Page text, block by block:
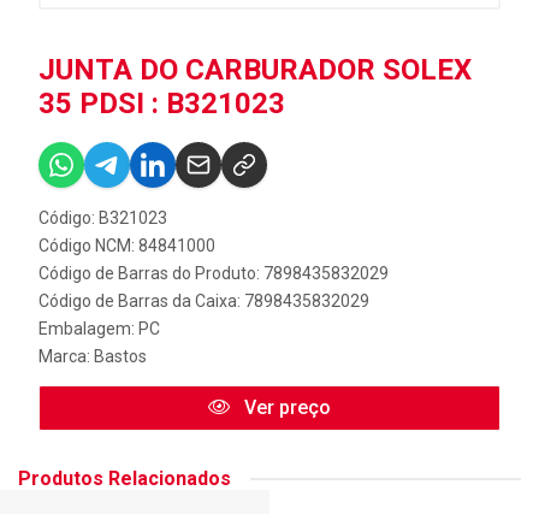
JUNTA DO CARBURADOR SOLEX
35 PDSI : B321023
Código: B321023
Código NCM: 84841000
Código de Barras do Produto: 7898435832029
Código de Barras da Caixa: 7898435832029
Embalagem: PC
Marca: Bastos
Ver preço
Produtos Relacionados